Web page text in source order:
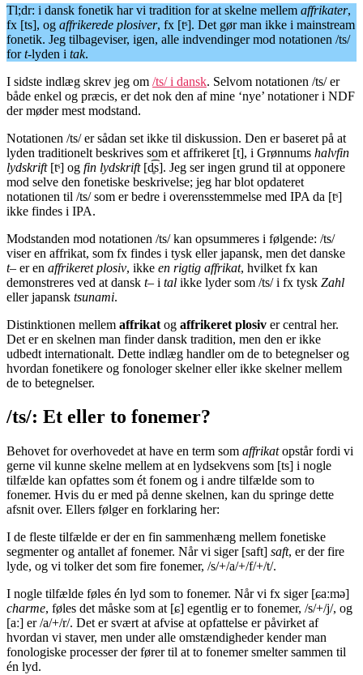
Tl;dr: i dansk fonetik har vi tradition for at skelne mellem affrikater,
fx [ts], og affrikerede plosiver, fx [tˢ]. Det gør man ikke i mainstream
fonetik. Jeg tilbageviser, igen, alle indvendinger mod notationen /ts/
fort-lyden i tak.
I sidste indlæg skrev jeg om /ts/ i dansk. Selvom notationen /ts/ er
både enkel og præcis, er det nok den af mine ‘nye’ notationer i NDF
der møder mest modstand.
Notationen /ts/ er sådan set ikke til diskussion. Den er baseret på at
lyden traditionelt beskrives som et affrikeret [t], i Grønnums halvfin
lydskrift[tˢ] og fin lydskrift[d̥͡s]. Jeg ser ingen grund til at opponere
mod selve den fonetiske beskrivelse; jeg har blot opdateret
notationen til /ts/ som er bedre i overensstemmelse med IPA da [tˢ]
ikke findes i IPA.
Modstanden mod notationen /ts/ kan opsummeres i følgende: /ts/
viser en affrikat, som fx findes i tysk eller japansk, men det danske
t– er en affrikeret plosiv, ikke en rigtig affrikat, hvilket fx kan
demonstreres ved at dansk t– i tal ikke lyder som /ts/ i fx tysk Zahl
eller japansk tsunami.
Distinktionen mellem affrikat og affrikeret plosiv er central her.
Det er en skelnen man finder dansk tradition, men den er ikke
udbedt internationalt. Dette indlæg handler om de to betegnelser og
hvordan fonetikere og fonologer skelner eller ikke skelner mellem
de to betegnelser.
/ts/: Et eller to fonemer?
Behovet for overhovedet at have en term som affrikatopstår fordi vi
gerne vil kunne skelne mellem at en lydsekvens som [ts] i nogle
tilfælde kan opfattes som ét fonem og i andre tilfælde som to
fonemer. Hvis du er med på denne skelnen, kan du springe dette
afsnit over. Ellers følger en forklaring her:
I de fleste tilfælde er der en fin sammenhæng mellem fonetiske
segmenter og antallet af fonemer. Når vi siger [saft] saft, er der fire
lyde, og vi tolker det som fire fonemer, /s/+/a/+/f/+/t/.
I nogle tilfælde føles én lyd som to fonemer. Når vi fx siger [ɕaːmə]
charme, føles det måske som at [ɕ] egentlig er to fonemer, /s/+/j/, og
[aː] er /a/+/r/. Det er svært at afvise at opfattelse er påvirket af
hvordan vi staver, men under alle omstændigheder kender man
fonologiske processer der fører til at to fonemer smelter sammen til
én lyd.